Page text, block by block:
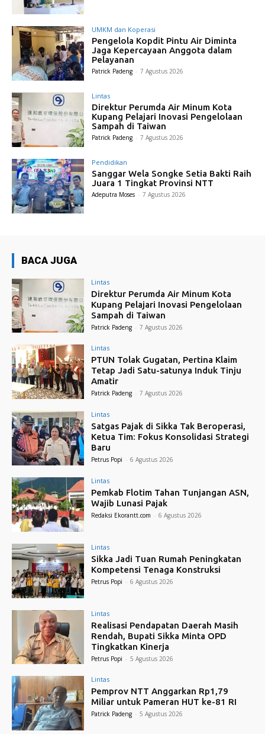
UMKM dan Koperasi
Pengelola Kopdit Pintu Air Diminta
Jaga Kepercayaan Anggota dalam
Pelayanan
Patrick Padeng - 7 Agustus 2026
Lintas
Direktur Perumda Air Minum Kota
Kupang Pelajari Inovasi Pengelolaan
Sampah di Taiwan
Patrick Padeng - 7 Agustus 2026
Pendidikan
Sanggar Wela Songke Setia Bakti Raih
Juara 1 Tingkat Provinsi NTT
Adeputra Moses - 7 Agustus 2026
BACA JUGA
Lintas
Direktur Perumda Air Minum Kota
Kupang Pelajari Inovasi Pengelolaan
Sampah di Taiwan
Patrick Padeng - 7 Agustus 2026
Lintas
PTUN Tolak Gugatan, Pertina Klaim
Tetap Jadi Satu-satunya Induk Tinju
Amatir
Patrick Padeng - 7 Agustus 2026
Lintas
Satgas Pajak di Sikka Tak Beroperasi,
Ketua Tim: Fokus Konsolidasi Strategi
Baru
Petrus Popi - 6 Agustus 2026
Lintas
Pemkab Flotim Tahan Tunjangan ASN,
Wajib Lunasi Pajak
Redaksi Ekorantt.com - 6 Agustus 2026
Lintas
Sikka Jadi Tuan Rumah Peningkatan
Kompetensi Tenaga Konstruksi
Petrus Popi - 6 Agustus 2026
Lintas
Realisasi Pendapatan Daerah Masih
Rendah, Bupati Sikka Minta OPD
Tingkatkan Kinerja
Petrus Popi - 5 Agustus 2026
Lintas
Pemprov NTT Anggarkan Rp1,79
Miliar untuk Pameran HUT ke-81 RI
Patrick Padeng - 5 Agustus 2026